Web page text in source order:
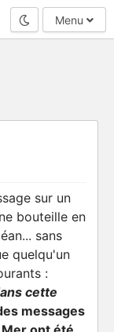
Mode nuit
Menu
sur un
bouteille en
sans
quelqu'un
:
cette
messages